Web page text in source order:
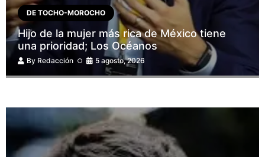
DE TOCHO-MOROCHO
Hijo de la mujer más rica de México tiene
una prioridad; Los Océanos
By Redacción 5 agosto, 2026